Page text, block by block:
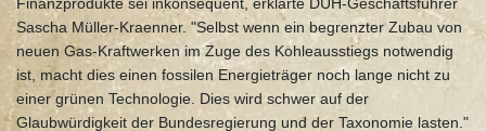
Finanzprodukte sei inkonsequent, erklärte DUH-Geschäftsführer
Sascha Müller-Kraenner. "Selbst wenn ein begrenzter Zubau von
neuen Gas-Kraftwerken im Zuge des Kohleausstiegs notwendig
ist, macht dies einen fossilen Energieträger noch lange nicht zu
einer grünen Technologie. Dies wird schwer auf der
Glaubwürdigkeit der Bundesregierung und der Taxonomie lasten."